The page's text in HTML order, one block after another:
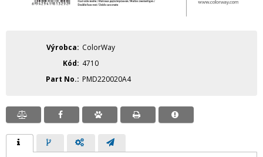
Výrobca
ColorWay
Kód
4710
Part No.
PMD220020A4